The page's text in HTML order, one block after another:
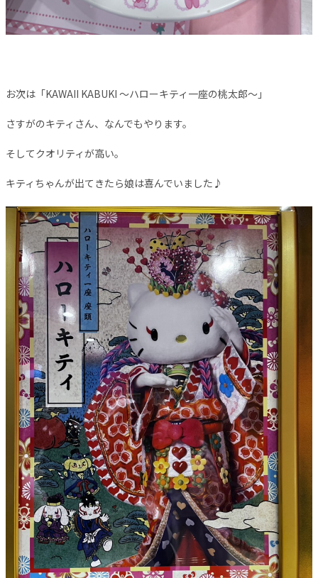
お次は「KAWAII KABUKI ～ハローキティ一座の桃太郎～」
さすがのキティさん、なんでもやります。
そしてクオリティが高い。
キティちゃんが出てきたら娘は喜んでいました♪